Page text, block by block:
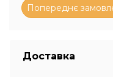
Доставка